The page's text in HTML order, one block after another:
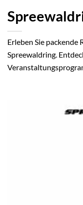
Erleben Sie packende
Spreewaldring.